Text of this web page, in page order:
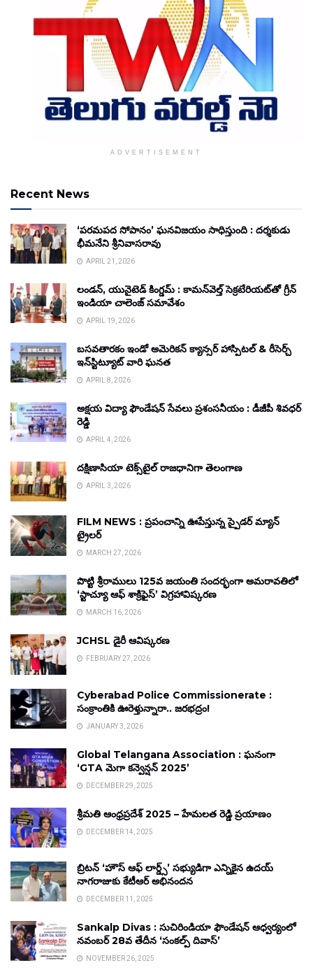
ADVERTISEMENT
Recent News
‘పరమపద సోపానం’ ఘనవిజయం సాధిస్తుంది : దర్శకుడు
భీమనేని శ్రీనివాసరావు
APRIL 21, 2026
లండన్, యునైటెడ్ కింగ్డమ్ : కామన్‌వెల్త్ సెక్రటేరియట్‌తో గ్రీన్
ఇండియా చాలెంజ్ సమావేశం
APRIL 19, 2026
బసవతారకం ఇండో అమెరికన్ క్యాన్సర్ హాస్పిటల్ & రీసెర్చ్
ఇన్‌స్టిట్యూట్ వారి ఘనత
APRIL 8, 2026
అక్షయ విద్యా ఫౌండేషన్ సేవలు ప్రశంసనీయం : డీజీపీ శివధర్
రెడ్డి
APRIL 4, 2026
దక్షిణాసియా టెక్స్‌టైల్ రాజధానిగా తెలంగాణ
APRIL 3, 2026
FILM NEWS : ప్రపంచాన్ని ఊపేస్తున్న స్పైడర్ మ్యాన్
ట్రైలర్
MARCH 27, 2026
పొట్టి శ్రీరాములు 125వ జయంతి సందర్భంగా అమరావతిలో
‘స్టాచ్యూ ఆఫ్ శాక్రిఫైస్’ విగ్రహావిష్కరణ
MARCH 16, 2026
JCHSL డైరీ ఆవిష్కరణ
FEBRUARY 27, 2026
Cyberabad Police Commissionerate :
సంక్రాంతికి ఊరెళ్తున్నారా.. జరభద్రం!
JANUARY 3, 2026
Global Telangana Association : ఘనంగా
‘GTA మెగా కన్వెన్షన్ 2025’
DECEMBER 29, 2025
శ్రీమతి ఆంధ్రప్రదేశ్ 2025 – హేమలత రెడ్డి ప్రయాణం
DECEMBER 14, 2025
బ్రిటన్ ‘హౌస్ ఆఫ్ లార్డ్స్’ సభ్యుడిగా ఎన్నికైన ఉదయ్
నాగరాజుకు కేటీఆర్ అభినందన
DECEMBER 11, 2025
Sankalp Divas : సుచిరిండియా ఫౌండేషన్ ఆధ్వర్యంలో
నవంబర్ 28వ తేదీన ‘సంకల్ప్ దివాస్’
NOVEMBER 26, 2025